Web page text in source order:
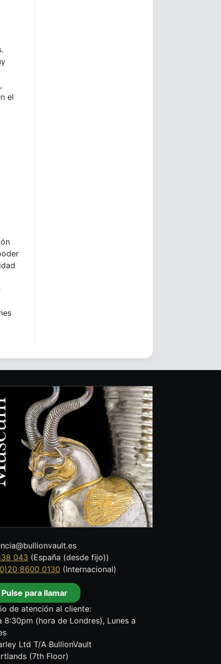
el
043 (España (desde fijo))
8600 0130 (Internacional)
para llamar
de atención al cliente:
8:30pm (hora de Londres), Lunes a
Ltd T/A BullionVault
(7th Floor)